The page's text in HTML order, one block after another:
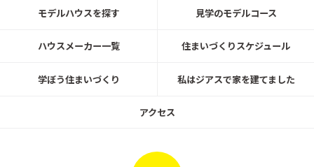
名取市愛島郷モデルハウス見学可能！
トヨタホーム
20260401～0630
催！ トヨタホーム展示場＆分譲建
トヨタホーム
モデルハウスを探す
ハウスメーカー一覧
学ぼう住まいづくり
見学のモデルコース
住まいづくりスケジュール
私はジアスで家を建てました
アクセス